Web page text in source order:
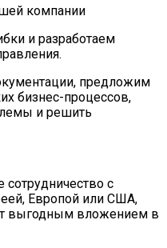
компании
и разработаем
предложим
бизнес-процессов,
и решить
сотрудничество с
Европой или США,
выгодным вложением в